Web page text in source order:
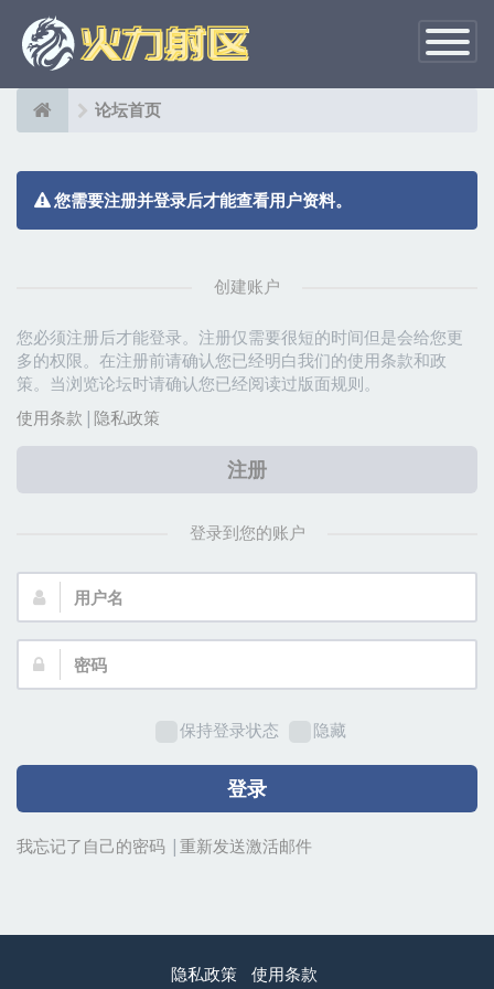
切
换
导
论坛首页
您需要注册并登录后才能查看用户资料。
创建账户
您必须注册后才能登录。注册仅需要很短的时间但是会给您更
多的权限。在注册前请确认您已经明白我们的使用条款和政
策。当浏览论坛时请确认您已经阅读过版面规则。
使用条款 | 隐私政策
注册
登录到您的账户
户
名：
码：
保持登录状态 隐藏
登录
我忘记了自己的密码 重新发送激活邮件
隐私政策 使用条款